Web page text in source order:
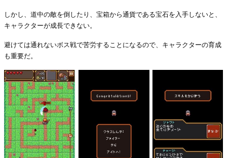
しかし、道中の敵を倒したり、宝箱から通貨である宝石を入手しないと、
キャラクターが成長できない。
避けては通れないボス戦で苦労することになるので、キャラクターの育成
も重要だ。